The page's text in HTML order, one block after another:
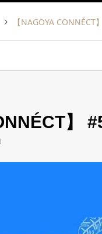
【NAGOYA CONNÉCT
】